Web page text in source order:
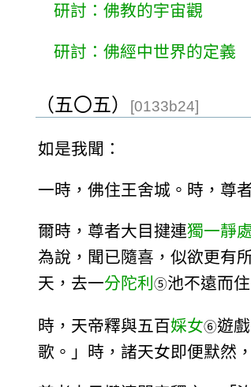
研討：佛教的宇宙觀
研討：佛經中世界的定義
（五〇五） [0133b24]
如是我聞：
一時，佛住王舍城。時，尊
爾時，尊者大目揵連獨一靜
為說，聞已隨喜，似欲更有
天，去一分陀利 ⑤池不遠而住
時，天帝釋與五百婇女⑥遊
歌。」時，諸天女即便默然